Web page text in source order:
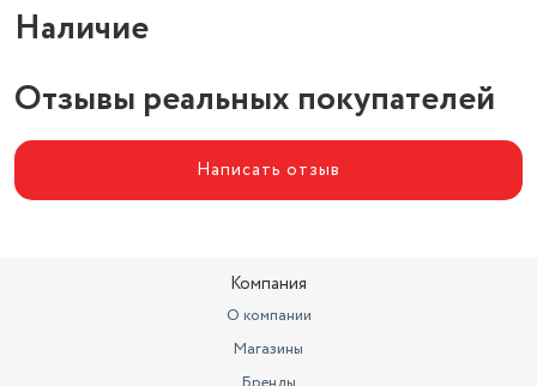
Наличие
Отзывы реальных покупателей
Написать отзыв
Компания
О компании
Магазины